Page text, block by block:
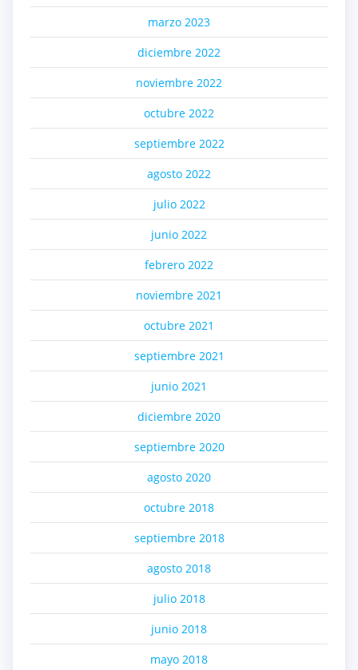
marzo 2023
diciembre 2022
noviembre 2022
octubre 2022
septiembre 2022
agosto 2022
julio 2022
junio 2022
febrero 2022
noviembre 2021
octubre 2021
septiembre 2021
junio 2021
diciembre 2020
septiembre 2020
agosto 2020
octubre 2018
septiembre 2018
agosto 2018
julio 2018
junio 2018
mayo 2018